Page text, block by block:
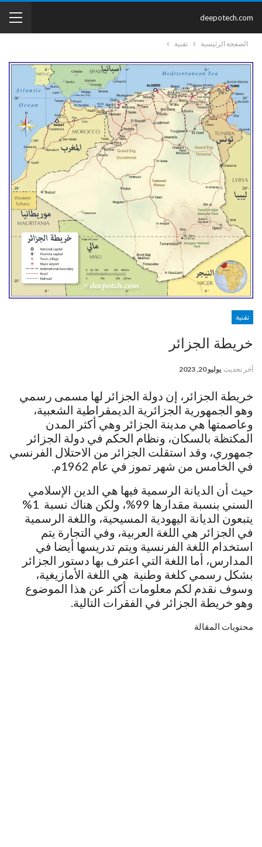
deepotech.com
الصفحة الرئيسية تقنية
تقنية
خريطة الجزائر
آخر تحديث يوليو 20, 2023
خريطة الجزائر، إن دولة الجزائر لها مسمى رسمي
وهو الجمهورية الجزائرية الديمقراطية الشعبية،
وعاصمتها هي مدينة الجزائر وهي أكثر المدن
المكتظة بالسكان، ونظام الحكم في دولة الجزائر
جمهوري، وقد استقلت الجزائر من الاحتلال الفرنسي
في الخامس من شهر تموز في عام 1962م.
حيث أن الديانة الرسمية فيها هي الدين الإسلامي
السني بنسبة مقدارها 99%، ولكن هناك نسبة 1%
يتبعون الديانة اليهودية المسيحية، واللغة الرسمية
في الجزائر هي اللغة العربية، وفي التجارة يتم
استخدام اللغة الفرنسية ويتم تدريسها أيضا في
المدارس، أما اللغة التي اعترف بها دستور الجزائر
بشكل رسمي كلغة وطنية هي اللغة الأمازيغية،
وسوف نقدم لكم معلومات أكثر عن هذا الموضوع
وهو خريطة الجزائر في الفقرات التالية.
محتويات المقالة